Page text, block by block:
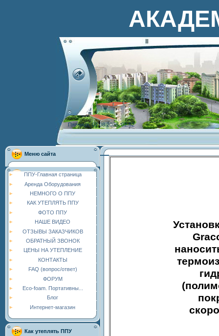
Пятница, 07.08.2026, 02:52
Меню сайта
ППУ-Главная страница
Аренда Оборудования
НЕМНОГО О ППУ
КАК УТЕПЛЯТЬ ППУ
ФОТО ППУ
НАШЕ ВИДЕО
ОТЗЫВЫ ЗАКАЗЧИКОВ
ОБРАТНЫЙ ЗВОНОК
ЦЕНЫ НА УТЕПЛЕНИЕ
КОНТАКТЫ
FAQ (вопрос/ответ)
ФОРУМ
Eco-foam. Портативны...
Блог
Интернет-магазин
Как утеплять ППУ